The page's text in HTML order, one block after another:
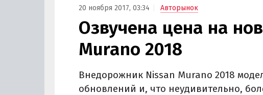
20 ноября 2017, 03:34 Авторынок
Озвучена цена на
Murano 2018
Внедорожник Nissan Murano 2018
обновлений и, что неудивительно,